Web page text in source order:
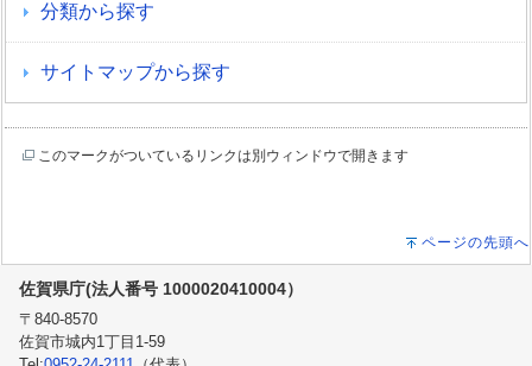
分類から探す
サイトマップから探す
このマークがついているリンクは別ウィンドウで開きます
ページの先頭へ
佐賀県庁(法人番号 1000020410004）
〒840-8570
佐賀市城内1丁目1-59